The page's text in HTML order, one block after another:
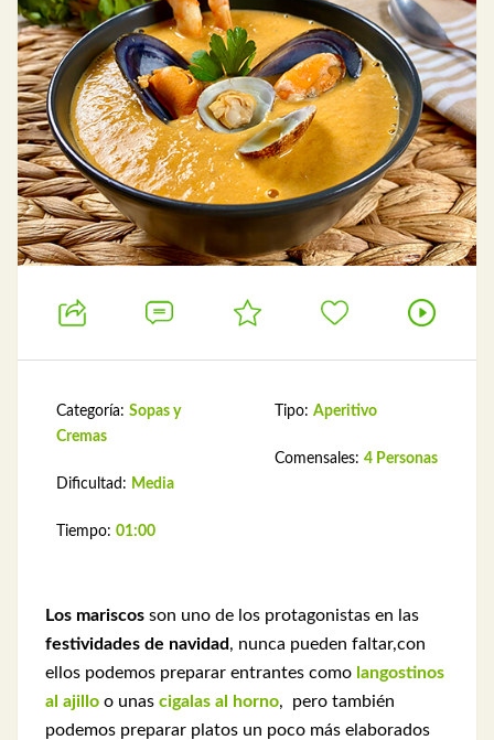
Categoría: Sopas y
Cremas
Dificultad: Media
Tiempo: 01:00
Tipo: Aperitivo
Comensales: 4 Personas
Los mariscos son uno de los protagonistas en las
festividades de navidad, nunca pueden faltar,con
ellos podemos preparar entrantes como langostinos
al ajillo o unas cigalas al horno, pero también
podemos preparar platos un poco más elaborados